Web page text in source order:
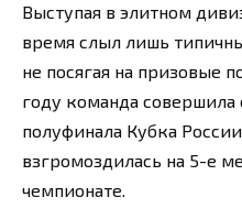
Выступая в элитном
время слыл лишь
не посягая на призовые
году команда совершила
полуфинала Кубка
взгромоздилась на 5-е
чемпионате.